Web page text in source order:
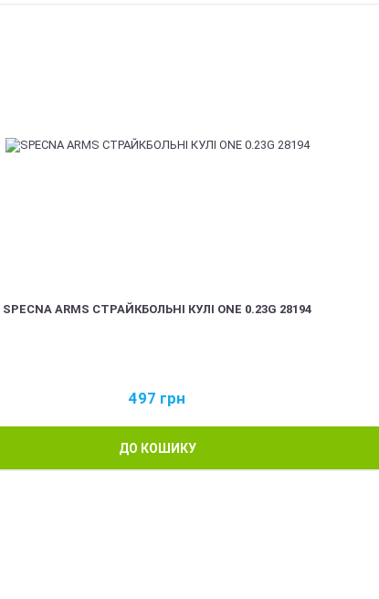
SPECNA ARMS СТРАЙКБОЛЬНІ КУЛІ ONE 0.23G 28194
497 грн
ДО КОШИКУ